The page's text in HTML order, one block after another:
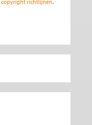
copyright richtlijnen.